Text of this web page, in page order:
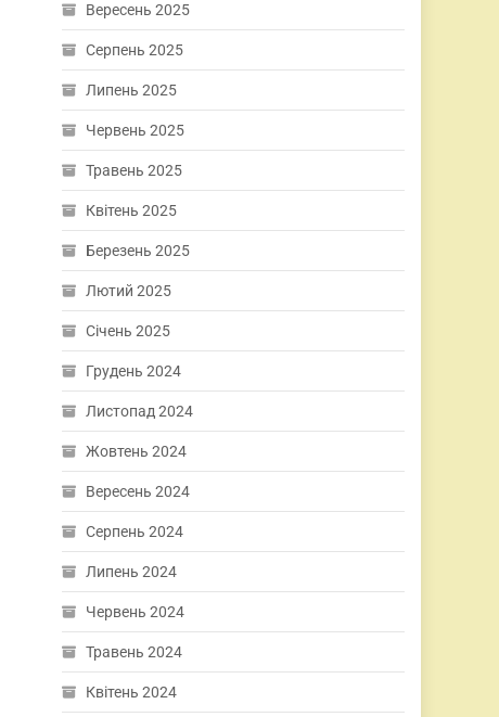
Вересень 2025
Серпень 2025
Липень 2025
Червень 2025
Травень 2025
Квітень 2025
Березень 2025
Лютий 2025
Січень 2025
Грудень 2024
Листопад 2024
Жовтень 2024
Вересень 2024
Серпень 2024
Липень 2024
Червень 2024
Травень 2024
Квітень 2024